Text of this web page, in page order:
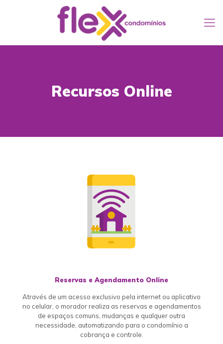
Recursos Online
Reservas e Agendamento Online
Através de um acesso exclusivo pela internet ou aplicativo
no celular, o morador realiza as reservas e agendamentos
de espaços comuns, mudanças e qualquer outra
necessidade, automatizando para o condomínio a
cobrança e controle.